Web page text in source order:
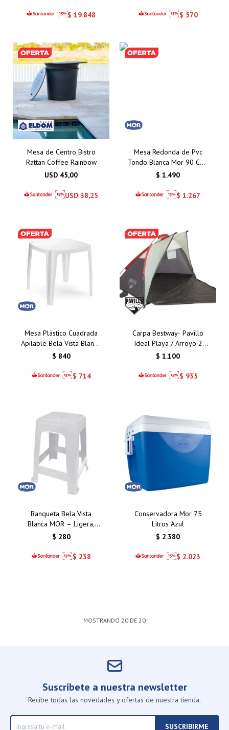
2+1+1 + Mesa Capuccino
$ 19.848 $ 570
Mesa de Centro Bistro
Rattan Coffee Rainbow
USD 45,00
USD 38,25
Mesa Redonda de Pvc
Tondo Blanca Mor 90 Cms
– Calidad y Estilo para
$ 1.490
$ 1.267
Mesa Plástico Cuadrada
Apilable Bela Vista Blanco
Mor 70 Cms
$ 840
$ 714
Carpa Bestway- Pavillo
Ideal Playa / Arroyo 2
Personas
$ 1.100
$ 935
Banqueta Bela Vista
Blanca MOR – Ligera,
duradera y fácil de
interiores y exteriores
$ 280
$ 238
Conservadora Mor 75
Litros Azul
$ 2.380
$ 2.023
MOSTRANDO 20 DE 20
Suscríbete a nuestra newsletter
Recibe todas las novedades y ofertas de nuestra tienda.
SUSCRIBIRME